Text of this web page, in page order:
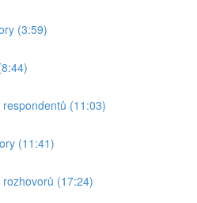
(3:59)
(11:03)
(11:41)
(17:24)